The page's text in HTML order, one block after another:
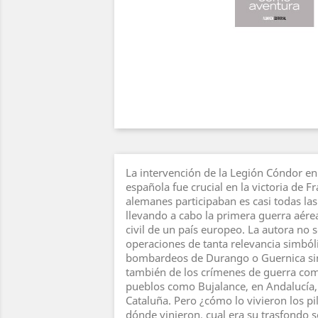
La intervención de la Legión Cóndor
española fue crucial en la victoria de
alemanes participaban es casi todas
llevando a cabo la primera guerra
civil de un país europeo. La autora no
operaciones de tanta relevancia
bombardeos de Durango o Guernica
también de los crímenes de guerra
pueblos como Bujalance, en
Cataluña. Pero ¿cómo lo vivieron los
dónde vinieron, cual era su trasfondo